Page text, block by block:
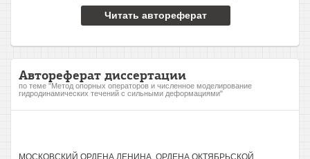
Читать автореферат
Автореферат диссертации
по теме "Метод опорных операторов и численное моделирование
гидродинамических течений с сильными деформациями"
МОСКОВСКИЙ ОРДЕНА ЛЕНИНА, ОРДЕНА ОКТЯБРЬСКОЙ